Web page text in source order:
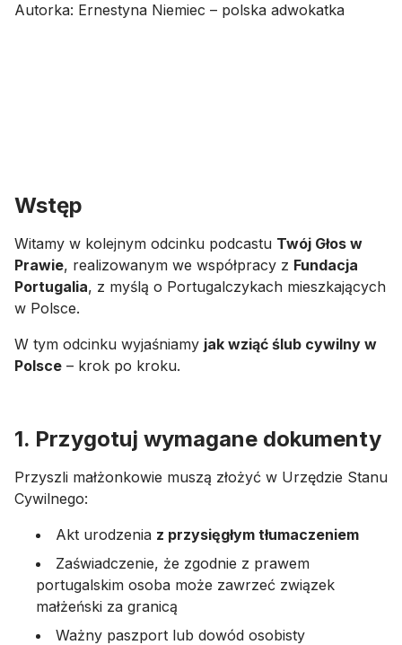
Autorka: Ernestyna Niemiec – polska adwokatka
Wstęp
Witamy w kolejnym odcinku podcastu Twój Głos w
Prawie, realizowanym we współpracy z Fundacja
Portugalia, z myślą o Portugalczykach mieszkających
w Polsce.
W tym odcinku wyjaśniamy jak wziąć ślub cywilny w
Polsce – krok po kroku.
1. Przygotuj wymagane dokumenty
Przyszli małżonkowie muszą złożyć w Urzędzie Stanu
Cywilnego:
Akt urodzenia z przysięgłym tłumaczeniem
Zaświadczenie, że zgodnie z prawem
portugalskim osoba może zawrzeć związek
małżeński za granicą
Ważny paszport lub dowód osobisty